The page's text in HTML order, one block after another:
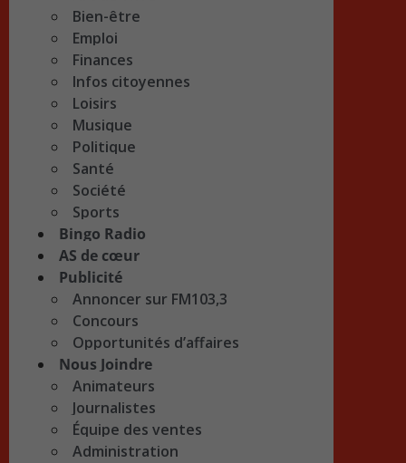
Bien-être
Emploi
Finances
Infos citoyennes
Loisirs
Musique
Politique
Santé
Société
Sports
Bingo Radio
AS de cœur
Publicité
Annoncer sur FM103,3
Concours
Opportunités d’affaires
Nous Joindre
Animateurs
Journalistes
Équipe des ventes
Administration